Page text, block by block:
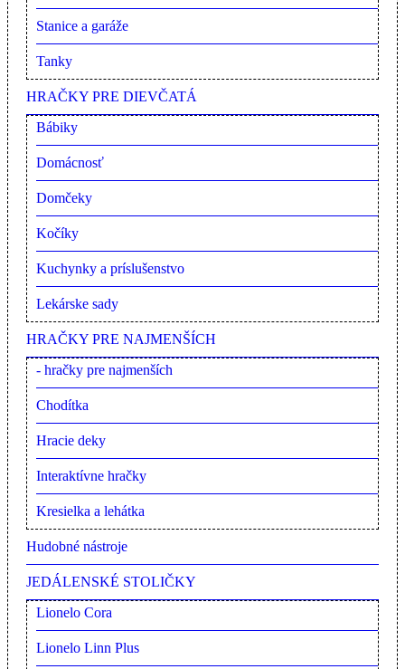
Stanice a garáže
Tanky
HRAČKY PRE DIEVČATÁ
Bábiky
Domácnosť
Domčeky
Kočíky
Kuchynky a príslušenstvo
Lekárske sady
HRAČKY PRE NAJMENŠÍCH
- hračky pre najmenších
Chodítka
Hracie deky
Interaktívne hračky
Kresielka a lehátka
Hudobné nástroje
JEDÁLENSKÉ STOLIČKY
Lionelo Cora
Lionelo Linn Plus